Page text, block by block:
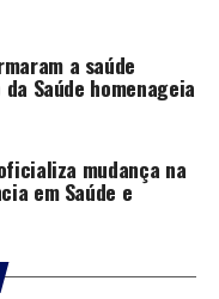
à violência
em Cuiabá
a saúde
Saúde homenageia
mudança na
em Saúde e